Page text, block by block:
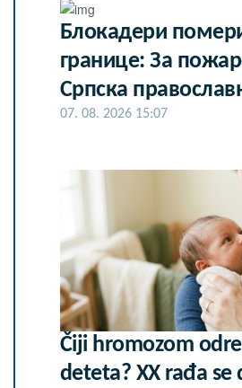
Блокадери
границе: За
Српска
07. 08. 2026 15:07
Čiji hromozom
deteta? XX rađa se